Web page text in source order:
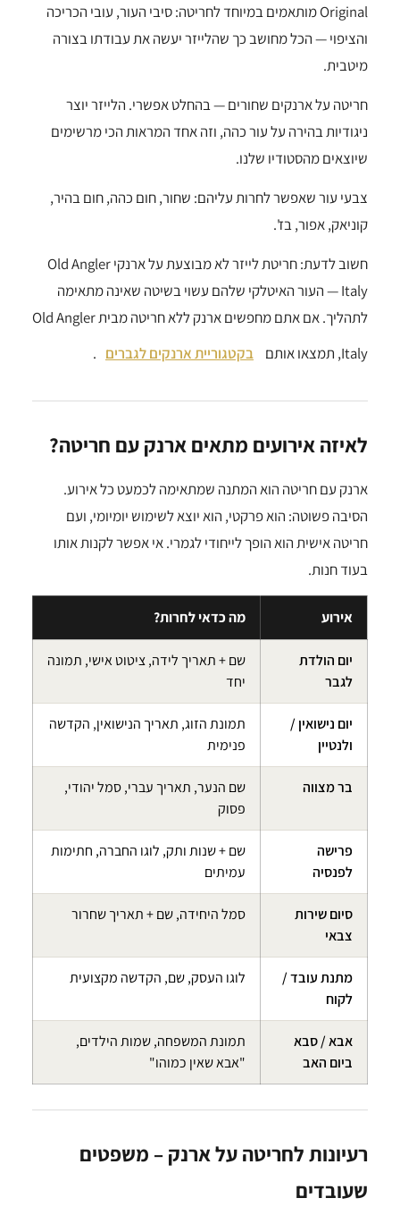
Original מותאמים במיוחד לחריטה: סיבי העור, עובי הכריכה
והציפוי — הכל מחושב כך שהלייזר יעשה את עבודתו בצורה
מיטבית.
חריטה על ארנקים שחורים — בהחלט אפשרי. הלייזר יוצר
ניגודיות בהירה על עור כהה, וזה אחד המראות הכי מרשימים
שיוצאים מהסטודיו שלנו.
צבעי עור שאפשר לחרות עליהם: שחור, חום כהה, חום בהיר,
קוניאק, אפור, בז'.
חשוב לדעת: חריטת לייזר לא מבוצעת על ארנקי Old Angler
Italy — העור האיטלקי שלהם עשוי בשיטה שאינה מתאימה
לתהליך. אם אתם מחפשים ארנק ללא חריטה מבית Old Angler
Italy, תמצאו אותם
בקטגוריית ארנקים לגברים .
לאיזה אירועים מתאים ארנק עם חריטה?
ארנק עם חריטה הוא המתנה שמתאימה לכמעט כל אירוע.
הסיבה פשוטה: הוא פרקטי, הוא יוצא לשימוש יומיומי, ועם
חריטה אישית הוא הופך לייחודי לגמרי. אי אפשר לקנות אותו
בעוד חנות.
אירוע מה כדאי לחרות?
יום הולדת
לגבר
שם + תאריך לידה, ציטוט אישי, תמונה
יחד
יום נישואין /
ולנטיין
תמונת הזוג, תאריך הנישואין, הקדשה
פנימית
בר מצווה
שם הנער, תאריך עברי, סמל יהודי,
פסוק
פרישה
לפנסיה
שם + שנות ותק, לוגו החברה, חתימות
עמיתים
סיום שירות
צבאי
סמל היחידה, שם + תאריך שחרור
מתנת עובד /
לקוח
לוגו העסק, שם, הקדשה מקצועית
אבא / סבא
ביום האב
תמונת המשפחה, שמות הילדים,
"אבא שאין כמוהו"
רעיונות לחריטה על ארנק – משפטים
שעובדים